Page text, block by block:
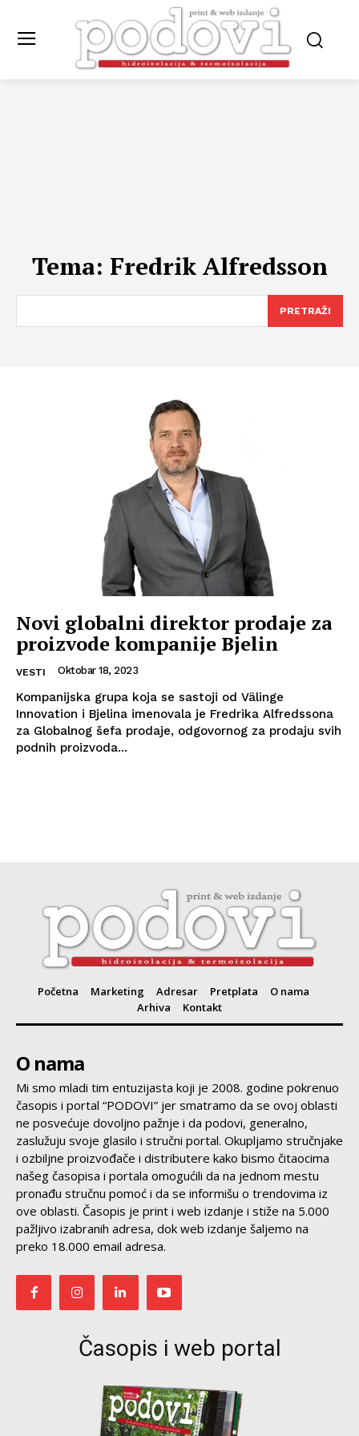
Tema: Fredrik Alfredsson
PRETRAŽI
Novi globalni direktor prodaje za
proizvode kompanije Bjelin
VESTI Oktobar 18, 2023
Kompanijska grupa koja se sastoji od Välinge
Innovation i Bjelina imenovala je Fredrika Alfredssona
za Globalnog šefa prodaje, odgovornog za prodaju svih
podnih proizvoda...
Početna Marketing Adresar Pretplata
O nama
Arhiva
Kontakt
O nama
Mi smo mladi tim entuzijasta koji je 2008. godine pokrenuo
časopis i portal “PODOVI” jer smatramo da se ovoj oblasti
ne posvećuje dovoljno pažnje i da podovi, generalno,
zaslužuju svoje glasilo i stručni portal. Okupljamo stručnjake
i ozbiljne proizvođače i distributere kako bismo čitaocima
našeg časopisa i portala omogućili da na jednom mestu
pronađu stručnu pomoć i da se informišu o trendovima iz
ove oblasti. Časopis je print i web izdanje i stiže na 5.000
pažljivo izabranih adresa, dok web izdanje šaljemo na
preko 18.000 email adresa.
Časopis i web portal